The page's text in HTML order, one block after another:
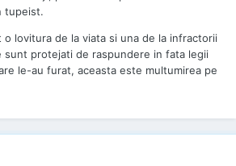
tupeist.
lovitura de la viata si una de la infractorii
sunt protejati de raspundere in fata legii
le-au furat, aceasta este multumirea pe